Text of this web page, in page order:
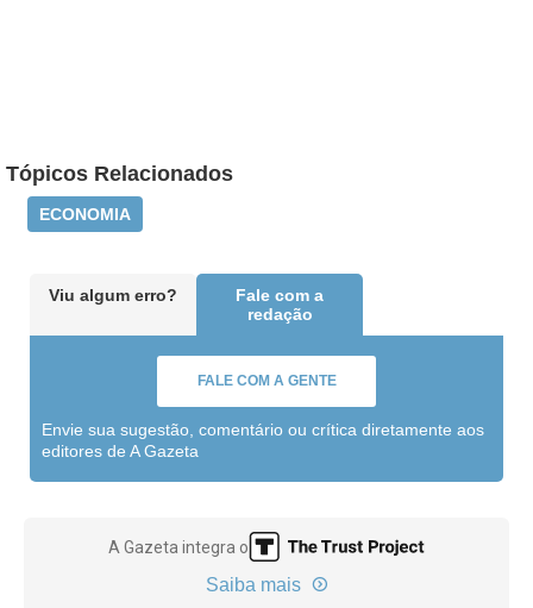
Tópicos Relacionados
ECONOMIA
Viu algum erro?
Fale com a
redação
FALE COM A GENTE
Envie sua sugestão, comentário ou crítica diretamente aos
editores de A Gazeta
A Gazeta integra o
Saiba mais